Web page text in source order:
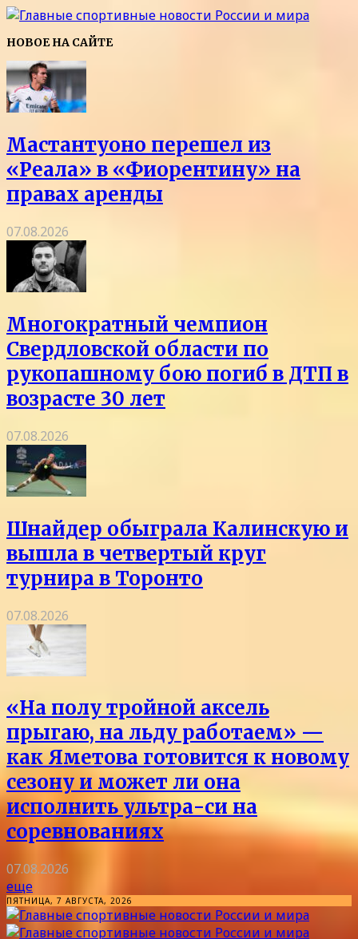
НОВОЕ НА САЙТЕ
Мастантуоно перешел из
«Реала» в «Фиорентину» на
правах аренды
07.08.2026
Многократный чемпион
Свердловской области по
рукопашному бою погиб в ДТП в
возрасте 30 лет
07.08.2026
Шнайдер обыграла Калинскую и
вышла в четвертый круг
турнира в Торонто
07.08.2026
«На полу тройной аксель
прыгаю, на льду работаем» —
как Яметова готовится к новому
сезону и может ли она
исполнить ультра-си на
соревнованиях
07.08.2026
еще
ПЯТНИЦА, 7 АВГУСТА, 2026